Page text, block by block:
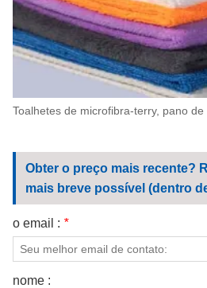
Obter o preço mais recente?
mais breve possível (dentro
o email : *
nome :